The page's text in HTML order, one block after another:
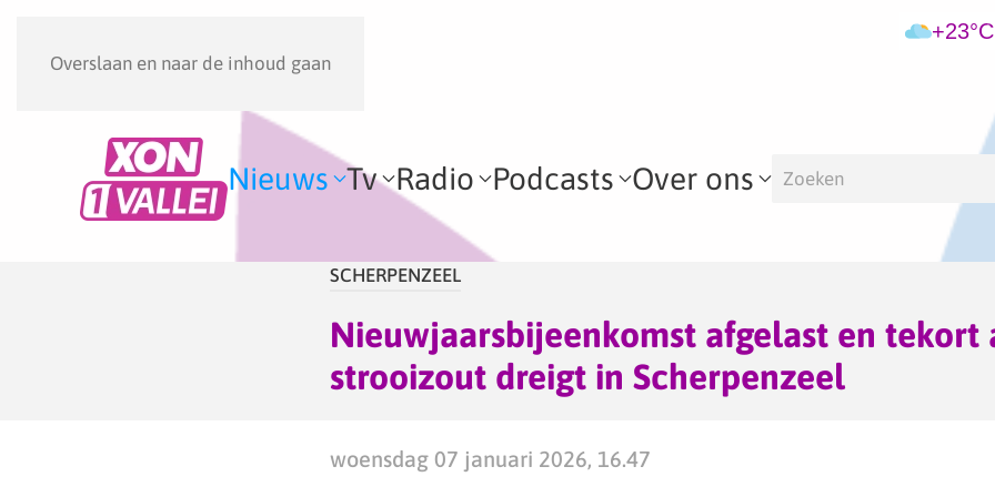
Overslaan en naar de inhoud gaan
+23°C
Nieuws Tv Radio Podcasts Over ons
SCHERPENZEEL
Nieuwjaarsbijeenkomst afgelast en tekort
strooizout dreigt in Scherpenzeel
woensdag 07 januari 2026, 16.47